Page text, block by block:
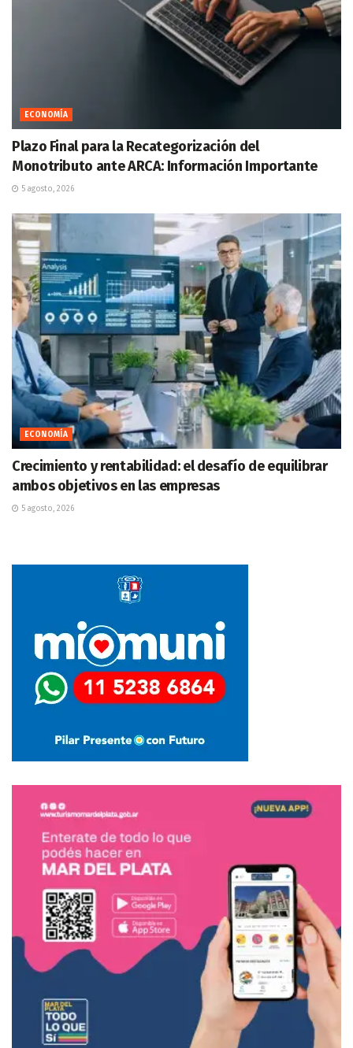
ECONOMÍA
Plazo Final para la Recategorización del
Monotributo ante ARCA: Información Importante
5 agosto, 2026
ECONOMÍA
Crecimiento y rentabilidad: el desafío de equilibrar
ambos objetivos en las empresas
5 agosto, 2026